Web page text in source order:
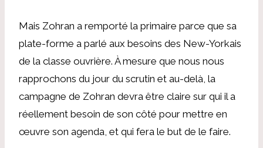
Mais Zohran a remporté la primaire parce que sa
plate-forme a parlé aux besoins des New-Yorkais
de la classe ouvrière. À mesure que nous nous
rapprochons du jour du scrutin et au-delà, la
campagne de Zohran devra être claire sur qui il a
réellement besoin de son côté pour mettre en
œuvre son agenda, et qui fera le but de le faire.